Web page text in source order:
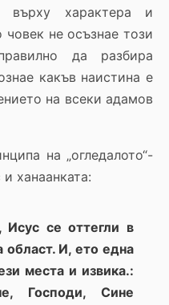
върху характера и
не осъзнае този
да разбира
какъв наистина е
на всеки адамов
на „огледалото“-
ханаанката:
Исус се оттегли в
област. И, ето една
места и извика.:
Господи, Сине